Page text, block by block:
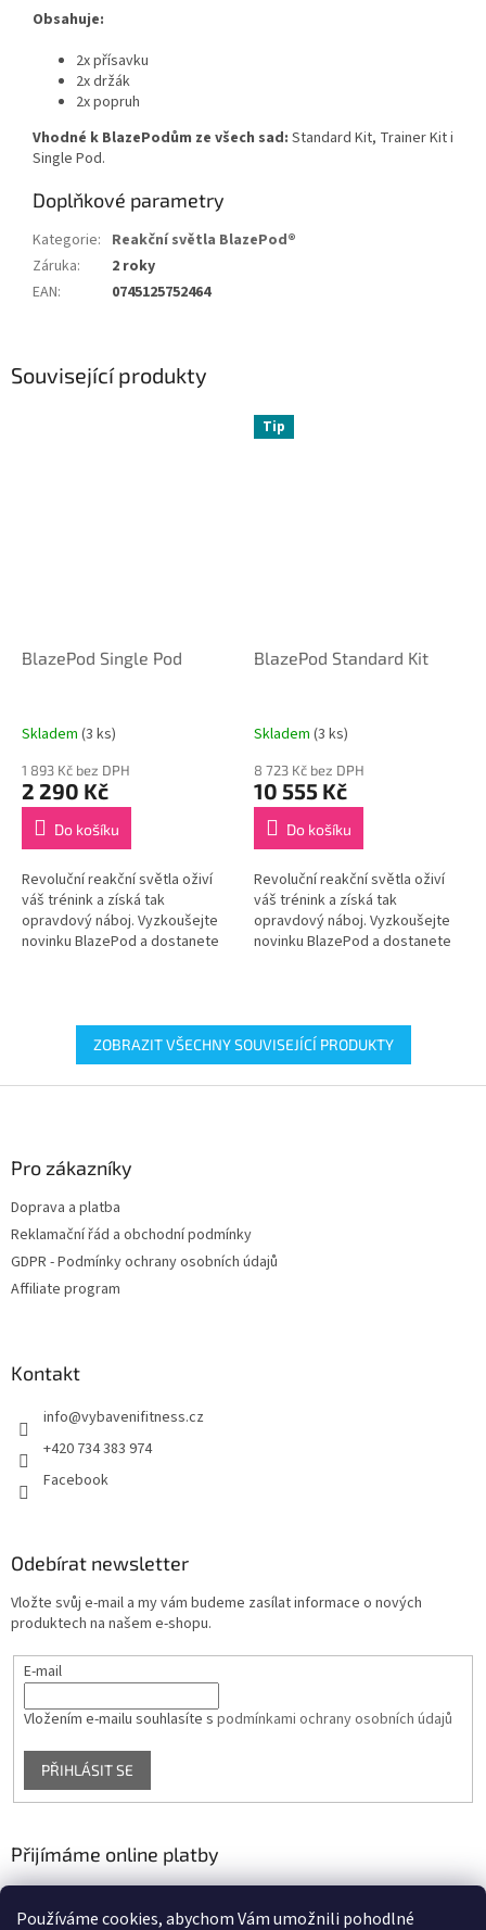
Používáme cookies, abychom Vám umožnili pohodlné
Související produkty
BlazePod Single Pod
Skladem (3 ks)
1 893 Kč bez DPH
2 290 Kč
Do košíku
Revoluční reakční světla oživí
váš trénink a získá tak
opravdový náboj. Vyzkoušejte
novinku BlazePod a dostanete
Tip
BlazePod Standard Kit
Skladem (3 ks)
8 723 Kč bez DPH
10 555 Kč
Do košíku
Revoluční reakční světla oživí
váš trénink a získá tak
opravdový náboj. Vyzkoušejte
novinku BlazePod a dostanete
ZOBRAZIT VŠECHNY SOUVISEJÍCÍ PRODUKTY
Obsahuje:
2x přísavku
2x držák
2x popruh
Vhodné k BlazePodům ze všech sad: Standard Kit, Trainer Kit i
Single Pod.
Doplňkové parametry
Kategorie: Reakční světla BlazePod®
Záruka:
2 roky
EAN: 0745125752464
Pro zákazníky
Doprava a platba
Reklamační řád a obchodní podmínky
GDPR - Podmínky ochrany osobních údajů
Affiliate program
Kontakt
info@vybavenifitness.cz
+420 734 383 974
Facebook
Odebírat newsletter
Vložte svůj e-mail a my vám budeme zasílat informace o nových
produktech na našem e-shopu.
E-mail
Vložením e-mailu souhlasíte s podmínkami ochrany osobních údajů
PŘIHLÁSIT SE
Přijímáme online platby